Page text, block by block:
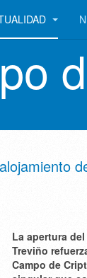
La apertura
Treviño
Campo de